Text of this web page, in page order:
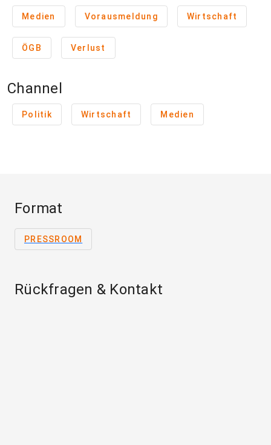
Medien Vorausmeldung Wirtschaft
ÖGB Verlust
Channel
Politik Wirtschaft Medien
Format
PRESSROOM
Rückfragen & Kontakt